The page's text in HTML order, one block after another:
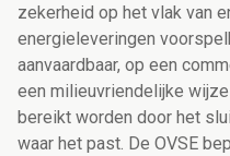
zekerheid op het vlak van
energieleveringen
aanvaardbaar, op een
een milieuvriendelijke
bereikt worden door het
waar het past. De OVSE